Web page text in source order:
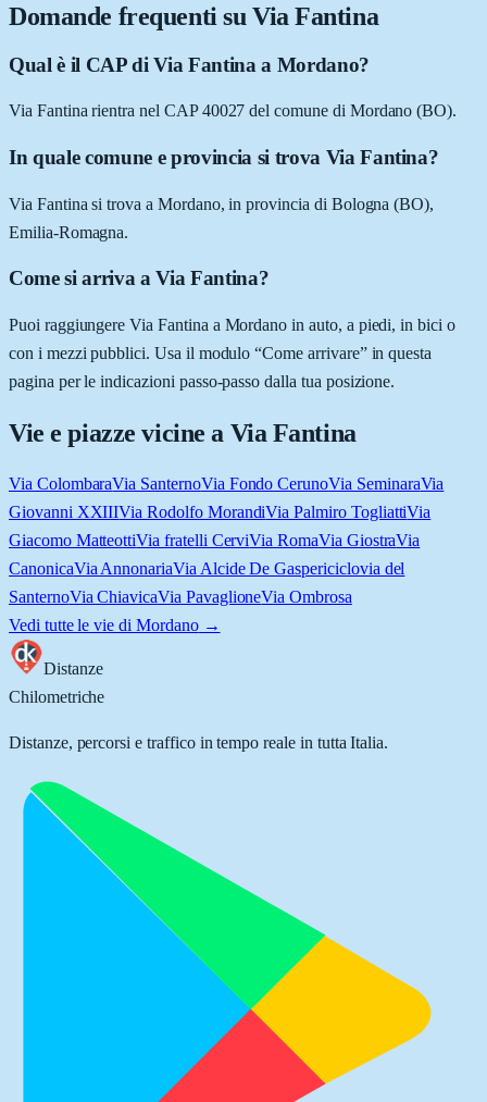
Domande frequenti su Via Fantina
Qual è il CAP di Via Fantina a Mordano?
Via Fantina rientra nel CAP 40027 del comune di Mordano (BO).
In quale comune e provincia si trova Via Fantina?
Via Fantina si trova a Mordano, in provincia di Bologna (BO),
Emilia-Romagna.
Come si arriva a Via Fantina?
Puoi raggiungere Via Fantina a Mordano in auto, a piedi, in bici o
con i mezzi pubblici. Usa il modulo “Come arrivare” in questa
pagina per le indicazioni passo-passo dalla tua posizione.
Vie e piazze vicine a Via Fantina
Via ColombaraVia SanternoVia Fondo CerunoVia SeminaraVia
Giovanni XXIIIVia Rodolfo MorandiVia Palmiro TogliattiVia
Giacomo MatteottiVia fratelli CerviVia RomaVia GiostraVia
CanonicaVia AnnonariaVia Alcide De Gaspericiclovia del
SanternoVia ChiavicaVia PavaglioneVia Ombrosa
Vedi tutte le vie di Mordano→
Distanze
Chilometriche
Distanze, percorsi e traffico in tempo reale in tutta Italia.